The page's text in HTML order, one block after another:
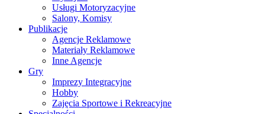
Usługi Motoryzacyjne
Salony, Komisy
Publikacje
Agencje Reklamowe
Materiały Reklamowe
Inne Agencje
Gry
Imprezy Integracyjne
Hobby
Zajęcia Sportowe i Rekreacyjne